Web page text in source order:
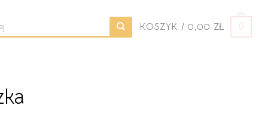
KOSZYK / 0,00 ZŁ 0